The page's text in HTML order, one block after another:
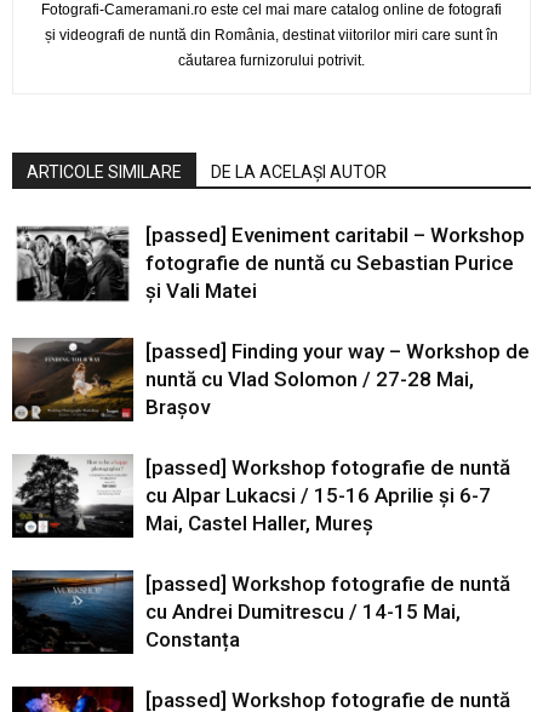
Fotografi-Cameramani.ro este cel mai mare catalog online de fotografi
și videografi de nuntă din România, destinat viitorilor miri care sunt în
căutarea furnizorului potrivit.
ARTICOLE SIMILARE DE LA ACELAȘI AUTOR
[passed] Eveniment caritabil – Workshop
fotografie de nuntă cu Sebastian Purice
și Vali Matei
[passed] Finding your way – Workshop de
nuntă cu Vlad Solomon / 27-28 Mai,
Brașov
[passed] Workshop fotografie de nuntă
cu Alpar Lukacsi / 15-16 Aprilie și 6-7
Mai, Castel Haller, Mureș
[passed] Workshop fotografie de nuntă
cu Andrei Dumitrescu / 14-15 Mai,
Constanța
[passed] Workshop fotografie de nuntă